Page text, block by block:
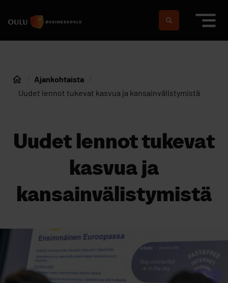
Etusivulle
Suomeksi
In english
Etusivu
Ajankohtaista
Uudet lennot tukevat kasvua ja kansainvälistymistä
Uudet lennot tukevat
kasvua ja
kansainvälistymistä